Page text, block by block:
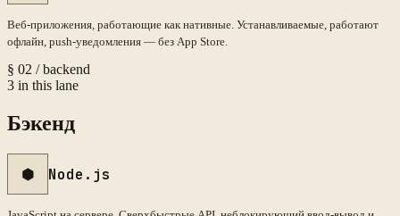
Веб-приложения, работающие как нативные. Устанавливаемые, работают
офлайн, push-уведомления — без App Store.
§ 02 /backend
3 in this lane
Бэкенд
⬢ Node.js